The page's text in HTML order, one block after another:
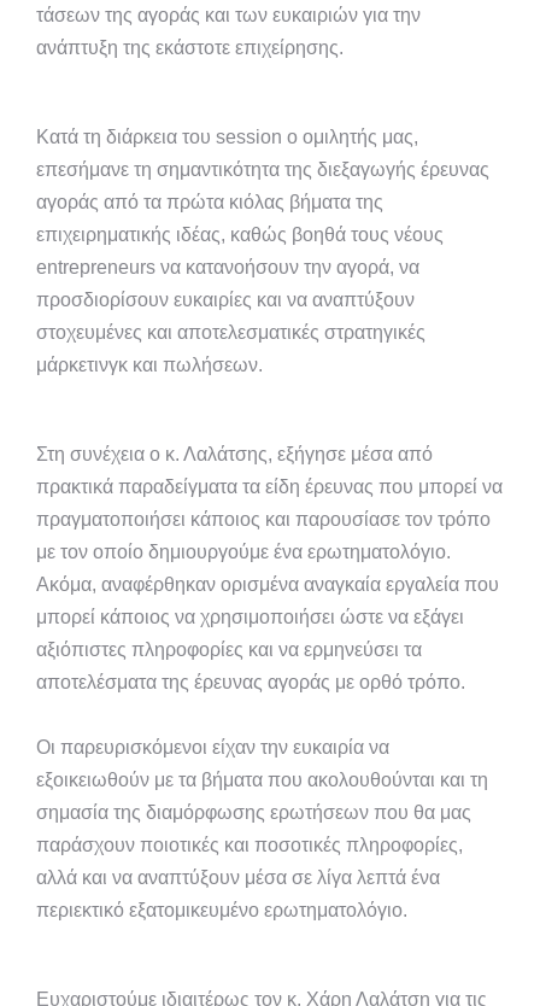
τάσεων της αγοράς και των ευκαιριών για την
ανάπτυξη της εκάστοτε επιχείρησης.
Κατά τη διάρκεια του session ο ομιλητής μας,
επεσήμανε τη σημαντικότητα της διεξαγωγής έρευνας
αγοράς από τα πρώτα κιόλας βήματα της
επιχειρηματικής ιδέας, καθώς βοηθά τους νέους
entrepreneurs να κατανοήσουν την αγορά, να
προσδιορίσουν ευκαιρίες και να αναπτύξουν
στοχευμένες και αποτελεσματικές στρατηγικές
μάρκετινγκ και πωλήσεων.
Στη συνέχεια ο κ. Λαλάτσης, εξήγησε μέσα από
πρακτικά παραδείγματα τα είδη έρευνας που μπορεί να
πραγματοποιήσει κάποιος και παρουσίασε τον τρόπο
με τον οποίο δημιουργούμε ένα ερωτηματολόγιο.
Ακόμα, αναφέρθηκαν ορισμένα αναγκαία εργαλεία που
μπορεί κάποιος να χρησιμοποιήσει ώστε να εξάγει
αξιόπιστες πληροφορίες και να ερμηνεύσει τα
αποτελέσματα της έρευνας αγοράς με ορθό τρόπο.
Οι παρευρισκόμενοι είχαν την ευκαιρία να
εξοικειωθούν με τα βήματα που ακολουθούνται και τη
σημασία της διαμόρφωσης ερωτήσεων που θα μας
παράσχουν ποιοτικές και ποσοτικές πληροφορίες,
αλλά και να αναπτύξουν μέσα σε λίγα λεπτά ένα
περιεκτικό εξατομικευμένο ερωτηματολόγιο.
Ευχαριστούμε ιδιαιτέρως τον κ. Χάρη Λαλάτση για τις